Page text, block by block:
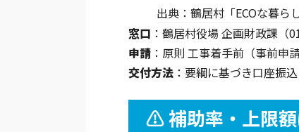
出典：鶴居村「ECOな暮
窓口 ：鶴居村役場 企画財政課（
申請 ：原則 工事着手前（事前申請
交付方法 ：要綱に基づき口座振込
⚠️ 補助率・上限